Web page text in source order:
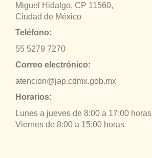
Miguel Hidalgo, CP 11560,
Ciudad de México
Teléfono:
55 5279 7270
Correo electrónico:
atencion@jap.cdmx.gob.mx
Horarios:
Lunes a jueves de 8:00 a 17:00 horas
Viernes de 8:00 a 15:00 horas